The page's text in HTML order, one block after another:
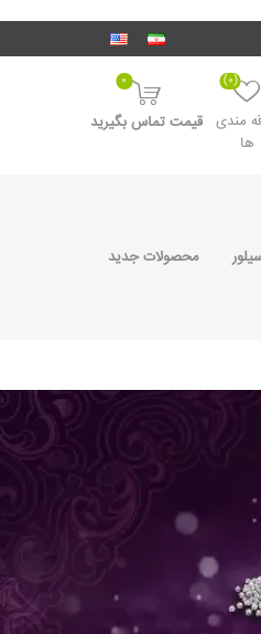
مندی
ها
(0)
0
قیمت تماس بگیرید
محصولات جدید